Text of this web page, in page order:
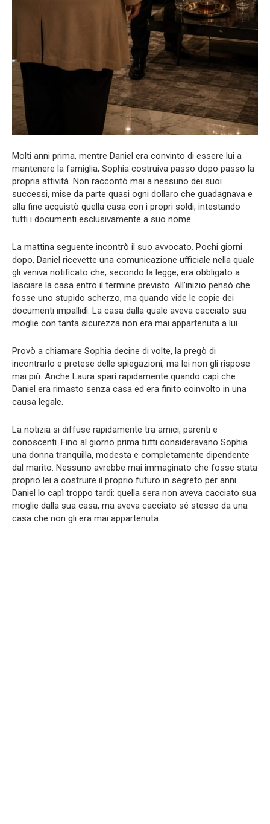
Molti anni prima, mentre Daniel era convinto di essere lui a
mantenere la famiglia, Sophia costruiva passo dopo passo la
propria attività. Non raccontò mai a nessuno dei suoi
successi, mise da parte quasi ogni dollaro che guadagnava e
alla fine acquistò quella casa con i propri soldi, intestando
tutti i documenti esclusivamente a suo nome.
La mattina seguente incontrò il suo avvocato. Pochi giorni
dopo, Daniel ricevette una comunicazione ufficiale nella quale
gli veniva notificato che, secondo la legge, era obbligato a
lasciare la casa entro il termine previsto. All’inizio pensò che
fosse uno stupido scherzo, ma quando vide le copie dei
documenti impallidì. La casa dalla quale aveva cacciato sua
moglie con tanta sicurezza non era mai appartenuta a lui.
Provò a chiamare Sophia decine di volte, la pregò di
incontrarlo e pretese delle spiegazioni, ma lei non gli rispose
mai più. Anche Laura sparì rapidamente quando capì che
Daniel era rimasto senza casa ed era finito coinvolto in una
causa legale.
La notizia si diffuse rapidamente tra amici, parenti e
conoscenti. Fino al giorno prima tutti consideravano Sophia
una donna tranquilla, modesta e completamente dipendente
dal marito. Nessuno avrebbe mai immaginato che fosse stata
proprio lei a costruire il proprio futuro in segreto per anni.
Daniel lo capì troppo tardi: quella sera non aveva cacciato sua
moglie dalla sua casa, ma aveva cacciato sé stesso da una
casa che non gli era mai appartenuta.